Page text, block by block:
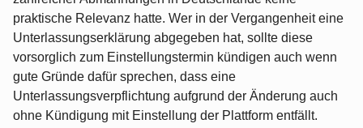
praktische Relevanz hatte. Wer in der Vergangenheit eine
Unterlassungserklärung abgegeben hat, sollte diese
vorsorglich zum Einstellungstermin kündigen auch wenn
gute Gründe dafür sprechen, dass eine
Unterlassungsverpflichtung aufgrund der Änderung auch
ohne Kündigung mit Einstellung der Plattform entfällt.